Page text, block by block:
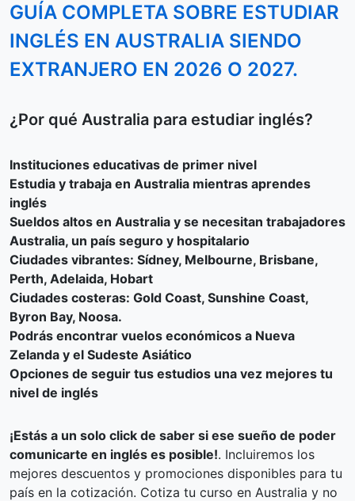
GUÍA COMPLETA SOBRE ESTUDIAR
INGLÉS EN AUSTRALIA SIENDO
EXTRANJERO EN 2026 O 2027.
¿Por qué Australia para estudiar inglés?
Instituciones educativas de primer nivel
Estudia y trabaja en Australia mientras aprendes
inglés
Sueldos altos en Australia y se necesitan trabajadores
Australia, un país seguro y hospitalario
Ciudades vibrantes: Sídney, Melbourne, Brisbane,
Perth, Adelaida, Hobart
Ciudades costeras: Gold Coast, Sunshine Coast,
Byron Bay, Noosa.
Podrás encontrar vuelos económicos a Nueva
Zelanda y el Sudeste Asiático
Opciones de seguir tus estudios una vez mejores tu
nivel de inglés
¡Estás a un solo click de saber si ese sueño de poder
comunicarte en inglés es posible!. Incluiremos los
mejores descuentos y promociones disponibles para tu
país en la cotización. Cotiza tu curso en Australia y no